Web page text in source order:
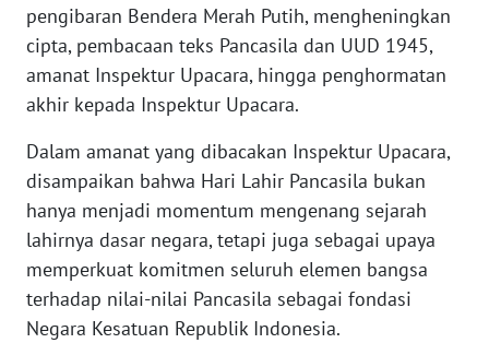
pengibaran Bendera Merah Putih, mengheningkan
cipta, pembacaan teks Pancasila dan UUD 1945,
amanat Inspektur Upacara, hingga penghormatan
akhir kepada Inspektur Upacara.
Dalam amanat yang dibacakan Inspektur Upacara,
disampaikan bahwa Hari Lahir Pancasila bukan
hanya menjadi momentum mengenang sejarah
lahirnya dasar negara, tetapi juga sebagai upaya
memperkuat komitmen seluruh elemen bangsa
terhadap nilai-nilai Pancasila sebagai fondasi
Negara Kesatuan Republik Indonesia.
WN
NTT
WN
WN
PAPUA
WN
PAPUA
BARAT